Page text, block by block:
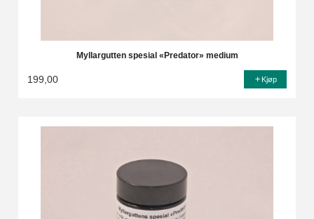
Myllargutten spesial «Predator» medium
199,00 Kjøp